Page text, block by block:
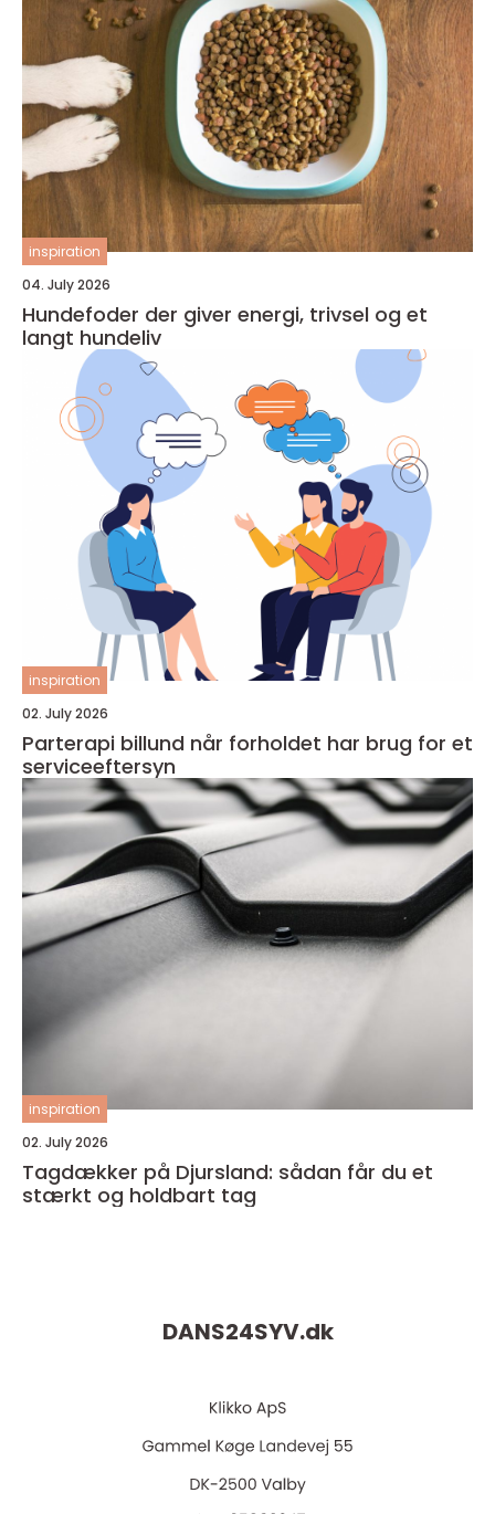
inspiration
04. July 2026
Hundefoder der giver energi, trivsel og et
langt hundeliv
inspiration
02. July 2026
Parterapi billund når forholdet har brug for et
serviceeftersyn
inspiration
02. July 2026
Tagdækker på Djursland: sådan får du et
stærkt og holdbart tag
DANS24SYV.dk